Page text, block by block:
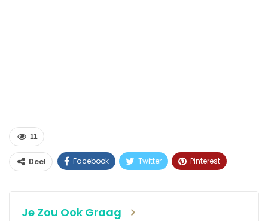
11
Deel Facebook Twitter Pinterest
Je Zou Ook Graag